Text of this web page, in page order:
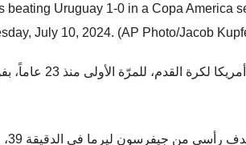
Uruguay 1-0 in a Copa America
July 10, 2024. (AP Photo/Jacob